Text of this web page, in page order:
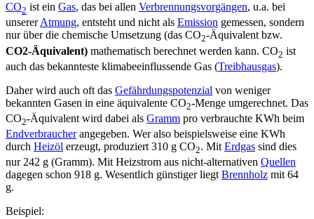
CO2 ist ein Gas, das bei allen Verbrennungsvorgängen, u.a. bei
unsererAtmung, entsteht und nicht als Emission gemessen, sondern
nur über die chemische Umsetzung (das CO2-Äquivalent bzw.
CO2-Äquivalent) mathematisch berechnet werden kann. CO2 ist
auch das bekannteste klimabeeinflussende Gas (Treibhausgas).
Daher wird auch oft das Gefährdungspotenzial von weniger
bekannten Gasen in eine äquivalente CO2-Menge umgerechnet. Das
CO2-Äquivalent wird dabei als Gramm pro verbrauchte KWh beim
Endverbraucherangegeben. Wer also beispielsweise eine KWh
durch Heizöl erzeugt, produziert 310 g CO2. Mit Erdgas sind dies
nur 242 g (Gramm). Mit Heizstrom aus nicht-alternativen Quellen
dagegen schon 918 g. Wesentlich günstiger liegt Brennholz mit 64
g.
Beispiel: